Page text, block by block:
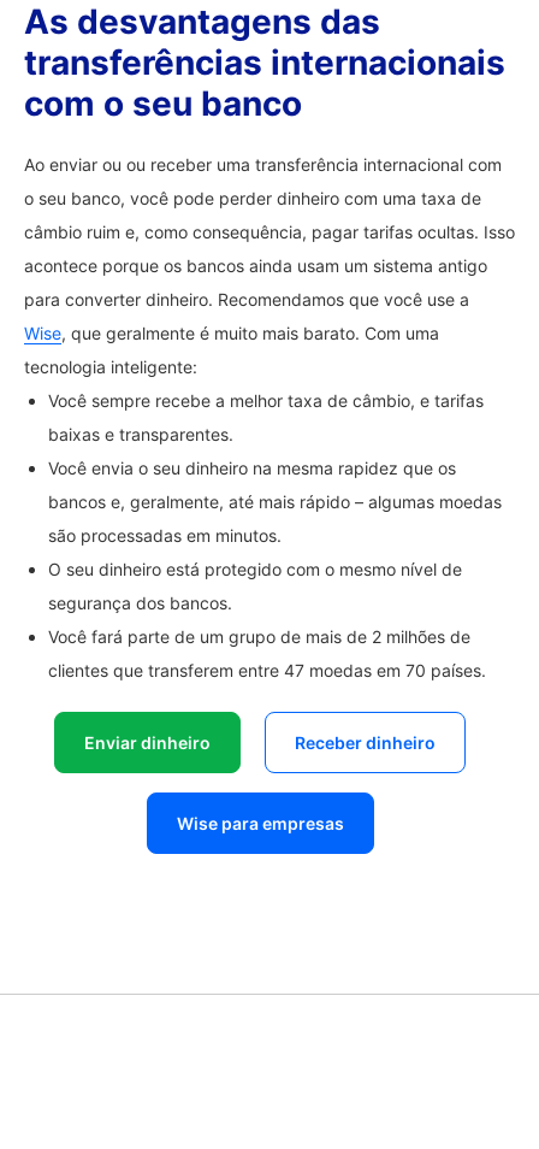
As desvantagens das
transferências internacionais
com o seu banco
Ao enviar ou ou receber uma transferência internacional com
o seu banco, você pode perder dinheiro com uma taxa de
câmbio ruim e, como consequência, pagar tarifas ocultas. Isso
acontece porque os bancos ainda usam um sistema antigo
para converter dinheiro. Recomendamos que você use a
Wise, que geralmente é muito mais barato. Com uma
tecnologia inteligente:
Você sempre recebe a melhor taxa de câmbio, e tarifas
baixas e transparentes.
Você envia o seu dinheiro na mesma rapidez que os
bancos e, geralmente, até mais rápido – algumas moedas
são processadas em minutos.
O seu dinheiro está protegido com o mesmo nível de
segurança dos bancos.
Você fará parte de um grupo de mais de 2 milhões de
clientes que transferem entre 47 moedas em 70 países.
Enviar dinheiro Receber dinheiro
Wise para empresas